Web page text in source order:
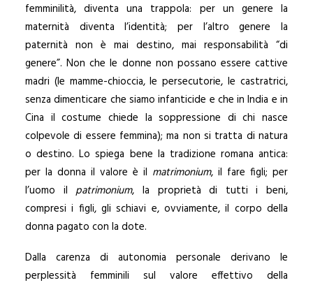
femminilità, diventa una trappola: per un genere la
maternità diventa l’identità; per l’altro genere la
paternità non è mai destino, mai responsabilità “di
genere”. Non che le donne non possano essere cattive
madri (le mamme-chioccia, le persecutorie, le castratrici,
senza dimenticare che siamo infanticide e che in India e in
Cina il costume chiede la soppressione di chi nasce
colpevole di essere femmina); ma non si tratta di natura
o destino. Lo spiega bene la tradizione romana antica:
per la donna il valore è il matrimonium, il fare figli; per
l’uomo ilpatrimonium, la proprietà di tutti i beni,
compresi i figli, gli schiavi e, ovviamente, il corpo della
donna pagato con la dote.
Dalla carenza di autonomia personale derivano le
perplessità femminili sul valore effettivo della